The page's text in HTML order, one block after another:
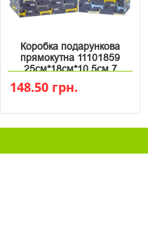
Коробка подарункова
прямокутна 11101859
25см*18см*10.5см 7
148.50 грн.